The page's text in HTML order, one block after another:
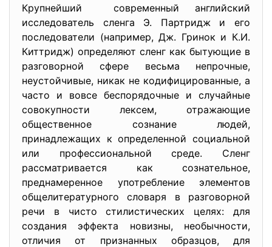
Крупнейший современный английский
исследователь сленга Э. Партридж и его
последователи (например, Дж. Гринок и К.И.
Киттридж) определяют сленг как бытующие в
разговорной сфере весьма непрочные,
неустойчивые, никак не кодифицированные, а
часто и вовсе беспорядочные и случайные
совокупности лексем, отражающие
общественное сознание людей,
принадлежащих к определенной социальной
или профессиональной среде. Сленг
рассматривается как сознательное,
преднамеренное употребление элементов
общелитературного словаря в разговорной
речи в чисто стилистических целях: для
создания эффекта новизны, необычности,
отличия от признанных образцов, для